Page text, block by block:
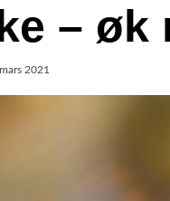
– øk
2021